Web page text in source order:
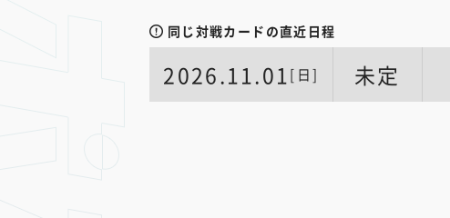
同じ対戦カードの直近日程
2026.11.01 [日] 未定